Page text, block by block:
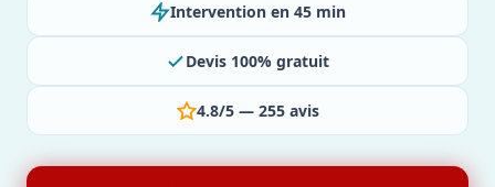
Intervention en 45 min
Devis 100% gratuit
4.8/5 — 255 avis